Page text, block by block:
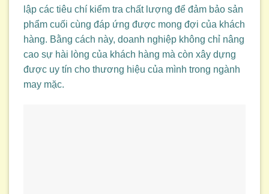
lập các tiêu chí kiểm tra chất lượng để đảm bảo sản
phẩm cuối cùng đáp ứng được mong đợi của khách
hàng. Bằng cách này, doanh nghiệp không chỉ nâng
cao sự hài lòng của khách hàng mà còn xây dựng
được uy tín cho thương hiệu của mình trong ngành
may mặc.